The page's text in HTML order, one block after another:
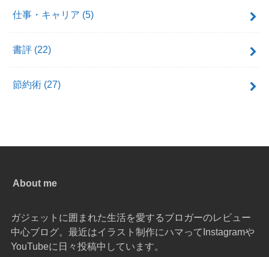
仕事・キャリア (5)
書評 (22)
節約術 (27)
About me
ガジェットに囲まれた生活を愛するブロガーのレビュー
中心ブログ。最近はイラスト制作にハマってInstagramや
YouTubeに日々投稿中しています。